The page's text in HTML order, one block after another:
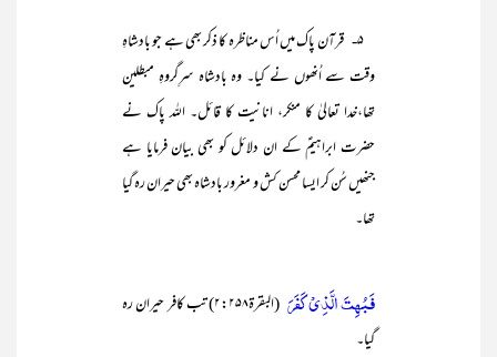
۵- قرآن پاک میں اُس مناظرہ کا ذکر بھی ہے جو بادشاہِ
وقت سے اُنھوں نے کیا۔ وہ بادشاہ سرِگروہِ مبطلین
تھا،خدا تعالیٰ کا منکر، انانیت کا قائل۔ اللہ پاک نے
حضرت ابراہیمؑ کے ان دلائل کو بھی بیان فرمایا ہے
جنھیں سُن کر ایسا محسن کش و مغرور بادشاہ بھی حیران رہ گیا
تھا۔
فَبُهِتَ الَّذِيْ كَفَرَ
(البقرۃ۲:۲۵۸) تب کافر حیران رہ
گیا۔